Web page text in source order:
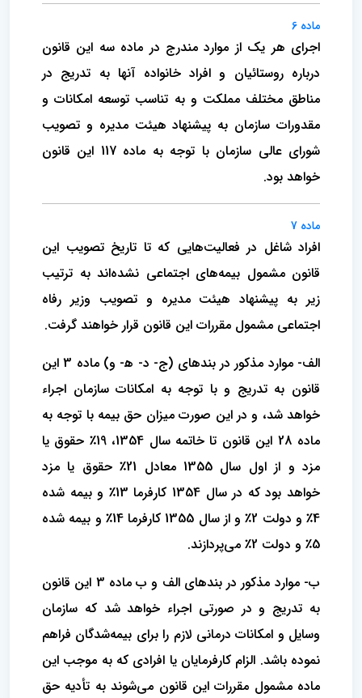
ماده 6
اجرای هر یک از موارد مندرج در ماده سه این قانون
درباره روستائیان و افراد خانواده آنها به تدریج در
مناطق مختلف مملکت و به تناسب‌ توسعه امکانات و
مقدورات سازمان به پیشنهاد هیئت مدیره و تصویب
شورای عالی سازمان با توجه به ماده 117 این قانون
خواهد بود.
ماده 7
افراد شاغل در فعالیت‌هایی که تا تاریخ تصویب این
قانون مشمول بیمه‌های اجتماعی نشده‌اند به ترتیب
زیر به پیشنهاد هیئت مدیره و تصویب ‌وزیر رفاه
اجتماعی مشمول مقررات این قانون قرار خواهند گرفت.
الف- موارد مذکور در بندهای (ج- د- ه‍- و) ماده 3 این
قانون به تدریج و با توجه به امکانات سازمان اجراء
خواهد شد، و در این صورت میزان‌ حق بیمه با توجه به
ماده 28 این قانون تا خاتمه سال 1354، 19٪ حقوق یا
مزد و از اول سال 1355 معادل 21٪ حقوق یا مزد
خواهد بود که در سال 1354 کارفرما 13٪ و بیمه شده
4٪ و دولت 2٪ و از سال 1355 کارفرما 14٪ و بیمه شده
5٪ و دولت 2٪ می‌پردازند.
ب- موارد مذکور در بندهای ‌الف و ب ماده 3 این قانون
به تدریج و در صورتی اجراء خواهد شد که سازمان
وسایل و امکانات درمانی لازم را برای‌ بیمه‌شدگان فراهم
نموده باشد. الزام کارفرمایان یا افرادی که به موجب این
ماده مشمول مقررات این قانون می‌شوند به تأدیه حق